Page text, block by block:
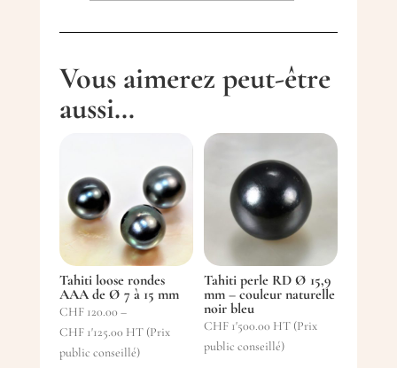
Tahiti
RD
Ø
14.3
couleur
naturelle
Peacock
Vous aimerez peut-être
aussi…
Tahiti loose rondes
AAA de Ø 7 à 15 mm
CHF 120.00–
CHF 1'125.00 HT (Prix
public conseillé)
Tahiti perle RD Ø 15,9
mm – couleur naturelle
noir bleu
CHF 1'500.00 HT (Prix
public conseillé)